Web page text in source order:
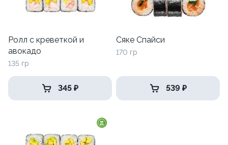
Ролл с креветкой и
авокадо
135 гр
345 ₽
Сяке Спайси
170 гр
539 ₽